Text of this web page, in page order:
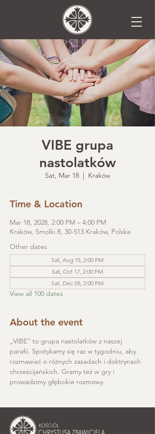
VIBE grupa
nastolatków
Sat, Mar 18
  |
Kraków
Time & Location
Mar 18, 2028, 2:00 PM – 4:00 PM
Kraków, Smolki 8, 30-513 Kraków, Polska
Other dates
Sat, Aug 15, 2:00 PM
Sat, Oct 17, 2:00 PM
Sat, Dec 05, 2:00 PM
View all 100 dates
About the event
„VIBE” to grupa nastolatków z naszej
parafii. Spotykamy się raz w tygodniu, aby
rozmawiać o różnych zasadach i doktrynach
chrześcijańskich. Gramy też w gry i
prowadzimy głębokie rozmowy.